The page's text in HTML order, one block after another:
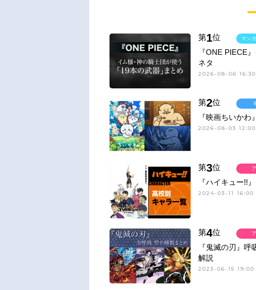
第1位
『ONE PIECE
ネタ
2026-08-06 16:30
マン
第2位
『映画ちいか
2026-08-03 12:00
第3位
『ハイキュー!!
2024-03-11 16:00
第4位
『鬼滅の刃』
解説
2023-06-15 19:00